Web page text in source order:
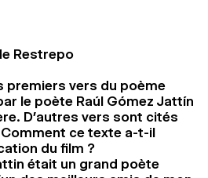
Restrepo
premiers vers du poème
le poète Raúl Gómez Jattín
D’autres vers sont cités
ce texte a-t-il
du film ?
était un grand poète